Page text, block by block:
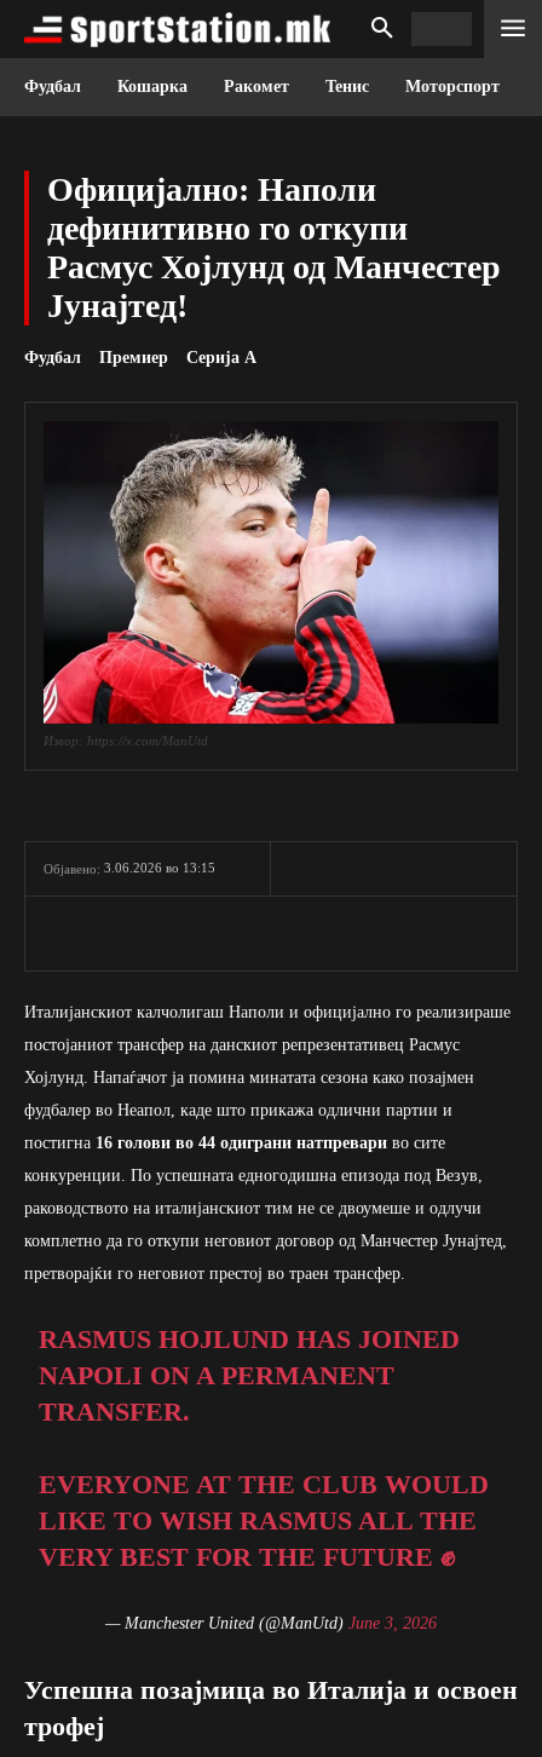
Фудбал Кошарка Ракомет Тенис Моторспорт
Официјално: Наполи
дефинитивно го откупи
Расмус Хојлунд од Манчестер
Јунајтед!
Фудбал Премиер Серија А
Извор: https://x.com/ManUtd
Објавено: 3.06.2026 во 13:15
Италијанскиот калчолигаш Наполи и официјално го реализираше
постојаниот трансфер на данскиот репрезентативец Расмус
Хојлунд. Напаѓачот ја помина минатата сезона како позајмен
фудбалер во Неапол, каде што прикажа одлични партии и
постигна 16 голови во 44 одиграни натпревари во сите
конкуренции. По успешната едногодишна епизода под Везув,
раководството на италијанскиот тим не се двоумеше и одлучи
комплетно да го откупи неговиот договор од Манчестер Јунајтед,
претворајќи го неговиот престој во траен трансфер.
RASMUS HOJLUND HAS JOINED
NAPOLI ON A PERMANENT
TRANSFER.
EVERYONE AT THE CLUB WOULD
LIKE TO WISH RASMUS ALL THE
VERY BEST FOR THE FUTURE ✊
— Manchester United (@ManUtd) June 3, 2026
Успешна позајмица во Италија и освоен
трофеј